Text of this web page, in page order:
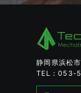
静岡県浜松
TEL：053-